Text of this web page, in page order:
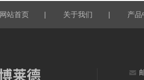
网站首页 | 关于我们 | 产品